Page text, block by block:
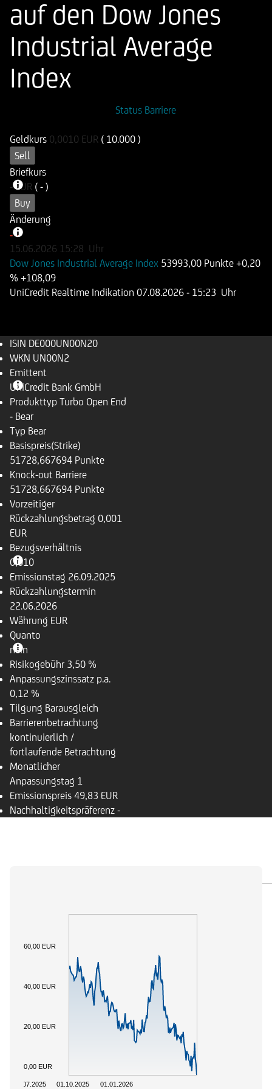
auf den Dow Jones
Industrial Average
Index
Status Barriere
Geldkurs 0,0010 EUR ( 10.000 )
Sell
Briefkurs
-EUR ( - )
Buy
Änderung
--
15.06.2026 15:28 Uhr
Dow Jones Industrial Average Index 53993,00 Punkte +0,20
% +108,09
UniCredit Realtime Indikation 07.08.2026 - 15:23 Uhr
ISIN DE000UN00N20
WKN UN00N2
Emittent
UniCredit Bank GmbH
Produkttyp Turbo Open End
- Bear
Typ Bear
Basispreis(Strike)
51728,667694 Punkte
Knock-out Barriere
51728,667694 Punkte
Vorzeitiger
Rückzahlungsbetrag 0,001
EUR
Bezugsverhältnis
0,010
Emissionstag 26.09.2025
Rückzahlungstermin
22.06.2026
Währung EUR
Quanto
nein
Risikogebühr 3,50 %
Anpassungszinssatz p.a.
0,12 %
Tilgung Barausgleich
Barrierenbetrachtung
kontinuierlich /
fortlaufende Betrachtung
Monatlicher
Anpassungstag 1
Emissionspreis 49,83 EUR
Nachhaltigkeitspräferenz -
01.10.2025 01.01.2026
01.07.2025
0,00 EUR
20,00 EUR
40,00 EUR
60,00 EUR